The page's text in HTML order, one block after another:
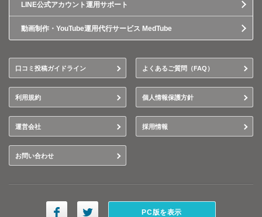
LINE公式アカウント運用サポート
動画制作・YouTube運用代行サービス MedTube
口コミ投稿ガイドライン よくあるご質問（FAQ）
利用規約 個人情報保護方針
運営会社 採用情報
お問い合わせ
PC版を表示